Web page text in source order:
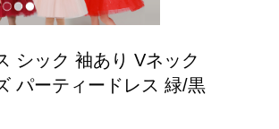
シック 袖あり Vネック
パーティードレス 緑/黒